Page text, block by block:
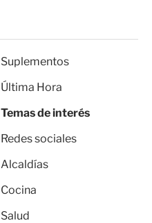
Suplementos
Última Hora
Temas de interés
Redes sociales
Alcaldías
Cocina
Salud